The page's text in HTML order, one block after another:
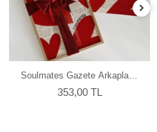
atölyemizde kendimiz
Soulmates Gazete Arkaplanlı
Kalp Tasarımlı Poster
353,00 TL